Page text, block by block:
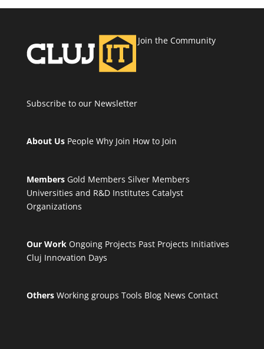
Join the Community
Subscribe to our Newsletter
About Us People Why Join How to Join
Members Gold Members Silver Members
Universities and R&D Institutes Catalyst
Organizations
Our Work Ongoing Projects Past Projects Initiatives
Cluj Innovation Days
Others Working groups Tools Blog News Contact